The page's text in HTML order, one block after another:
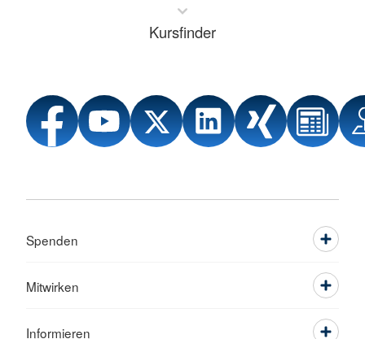
Kursfinder
Spenden
Mitwirken
Informieren